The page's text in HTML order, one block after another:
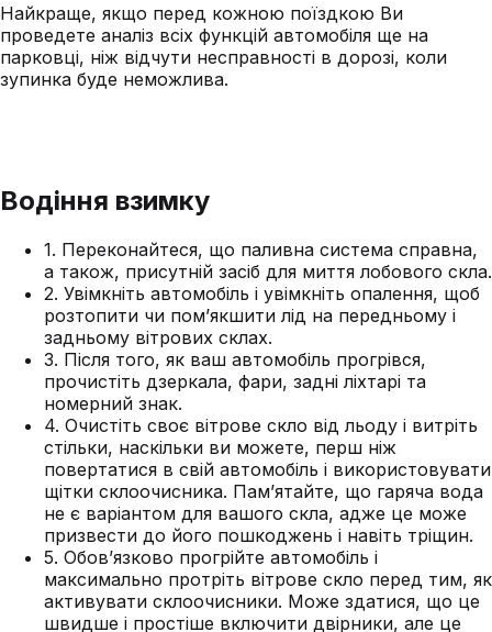
Найкраще, якщо перед кожною поїздкою Ви
проведете аналіз всіх функцій автомобіля ще на
парковці, ніж відчути несправності в дорозі, коли
зупинка буде неможлива.
Водіння взимку
1. Переконайтеся, що паливна система справна,
а також, присутній засіб для миття лобового скла.
2. Увімкніть автомобіль і увімкніть опалення, щоб
розтопити чи пом’якшити лід на передньому і
задньому вітрових склах.
3. Після того, як ваш автомобіль прогрівся,
прочистіть дзеркала, фари, задні ліхтарі та
номерний знак.
4. Очистіть своє вітрове скло від льоду і витріть
стільки, наскільки ви можете, перш ніж
повертатися в свій автомобіль і використовувати
щітки склоочисника. Пам’ятайте, що гаряча вода
не є варіантом для вашого скла, адже це може
призвести до його пошкоджень і навіть тріщин.
5. Обов’язково прогрійте автомобіль і
максимально протріть вітрове скло перед тим, як
активувати склоочисники. Може здатися, що це
швидше і простіше включити двірники, але це